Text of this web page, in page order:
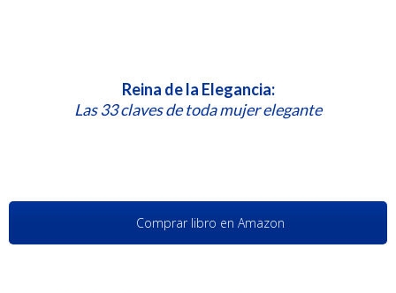
Reina de la Elegancia:
Las 33 claves de toda mujer elegante
Comprar libro en Amazon